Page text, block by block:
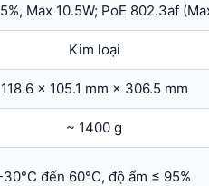
Max 10.5W; PoE 802.3af
Kim loại
118.6 × 105.1 mm × 306.5 mm
~ 1400 g
30°C đến 60°C, độ ẩm ≤ 95%